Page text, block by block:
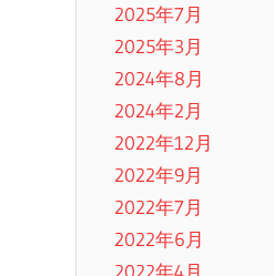
2025年7月
2025年3月
2024年8月
2024年2月
2022年12月
2022年9月
2022年7月
2022年6月
2022年4月